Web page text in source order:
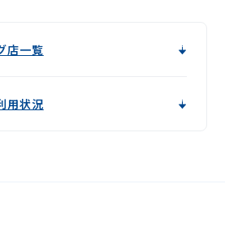
店一覧
用状況